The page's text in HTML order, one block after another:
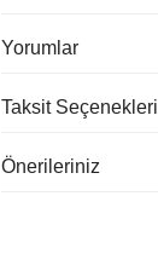
Yorumlar
Taksit Seçenekleri
Önerileriniz